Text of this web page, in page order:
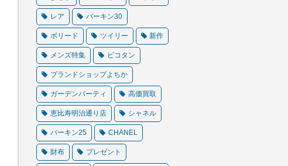
レア バーキン30
ボリード ツイリー 新作
メンズ特集 ピコタン
ブランドショップよちか
ガーデンパーティ 高価買取
恵比寿明治通り店 シャネル
バーキン25 CHANEL
財布 プレゼント